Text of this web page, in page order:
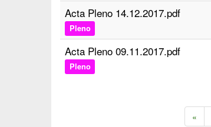
Acta Pleno 14.12.2017.pdf
Pleno
Acta Pleno 09.11.2017.pdf
Pleno
«